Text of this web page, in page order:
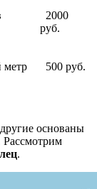
2000
руб.
метр 500 руб.
основаны
Рассмотрим
.